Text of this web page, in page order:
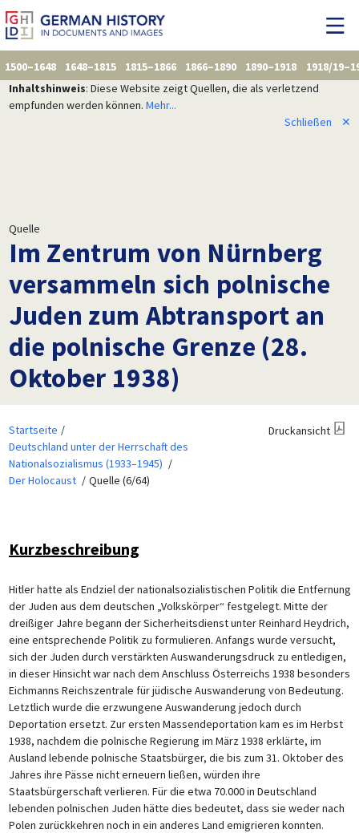
1500–1648 1648–1815 1815–1866 1866–1890 1890–1918
1918/
Inhaltshinweis: Diese Website zeigt Quellen, die als verletzend
empfunden werden können. Mehr...
Schließen
✕
Quelle
Im Zentrum von Nürnberg
versammeln sich polnische
Juden zum Abtransport an
die polnische Grenze (28.
Oktober 1938)
Startseite
Deutschland unter der Herrschaft des
Nationalsozialismus (1933–1945)
Der Holocaust
Quelle (6/64)
Druckansicht
Kurzbeschreibung
Hitler hatte als Endziel der nationalsozialistischen Politik die Entfernung
der Juden aus dem deutschen „Volkskörper“ festgelegt. Mitte der
dreißiger Jahre begann der Sicherheitsdienst unter Reinhard Heydrich,
eine entsprechende Politik zu formulieren. Anfangs wurde versucht,
sich der Juden durch verstärkten Auswanderungsdruck zu entledigen,
in dieser Hinsicht war nach dem Anschluss Österreichs 1938 besonders
Eichmanns Reichszentrale für jüdische Auswanderung von Bedeutung.
Letztlich wurde die erzwungene Auswanderung jedoch durch
Deportation ersetzt. Zur ersten Massendeportation kam es im Herbst
1938, nachdem die polnische Regierung im März 1938 erklärte, im
Ausland lebende polnische Staatsbürger, die bis zum 31. Oktober des
Jahres ihre Pässe nicht erneuern ließen, würden ihre
Staatsbürgerschaft verlieren. Für die etwa 70.000 in Deutschland
lebenden polnischen Juden hätte dies bedeutet, dass sie weder nach
Polen zurückkehren noch in ein anderes Land emigrieren konnten.